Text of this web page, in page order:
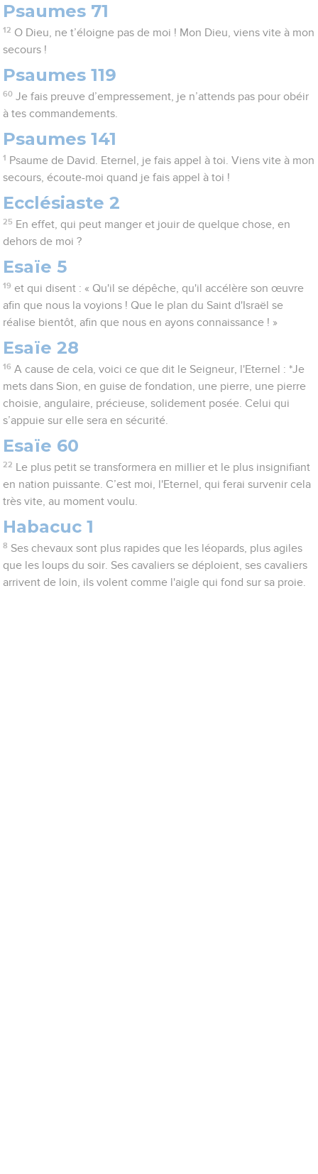
Psaumes 71
12 O Dieu, ne t’éloigne pas de moi ! Mon Dieu, viens vite à mon
secours !
Psaumes 119
60 Je fais preuve d’empressement, je n’attends pas pour obéir
à tes commandements.
Psaumes 141
1 Psaume de David. Eternel, je fais appel à toi. Viens vite à mon
secours, écoute-moi quand je fais appel à toi !
Ecclésiaste 2
25 En effet, qui peut manger et jouir de quelque chose, en
dehors de moi ?
Esaïe 5
19 et qui disent : « Qu'il se dépêche, qu'il accélère son œuvre
afin que nous la voyions ! Que le plan du Saint d'Israël se
réalise bientôt, afin que nous en ayons connaissance ! »
Esaïe 28
16 A cause de cela, voici ce que dit le Seigneur, l'Eternel : *Je
mets dans Sion, en guise de fondation, une pierre, une pierre
choisie, angulaire, précieuse, solidement posée. Celui qui
s’appuie sur elle sera en sécurité.
Esaïe 60
22
Le plus petit se transformera en millier et le plus insignifiant
en nation puissante. C’est moi, l'Eternel, qui ferai survenir cela
très vite, au moment voulu.
Habacuc 1
8 Ses chevaux sont plus rapides que les léopards, plus agiles
que les loups du soir. Ses cavaliers se déploient, ses cavaliers
arrivent de loin, ils volent comme l'aigle qui fond sur sa proie.